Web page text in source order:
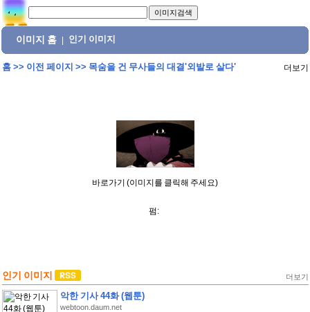
이미지 홈 인기 이미지
홈>> 이전 페이지 >> 목숨을 건 무사들의 대결'외발로 살다' 더보기
바로가기 (이미지를 클릭해 주세요)
펌:
인기 이미지 더보기
악한 기사 44화 (웹툰)
webtoon.daum.net